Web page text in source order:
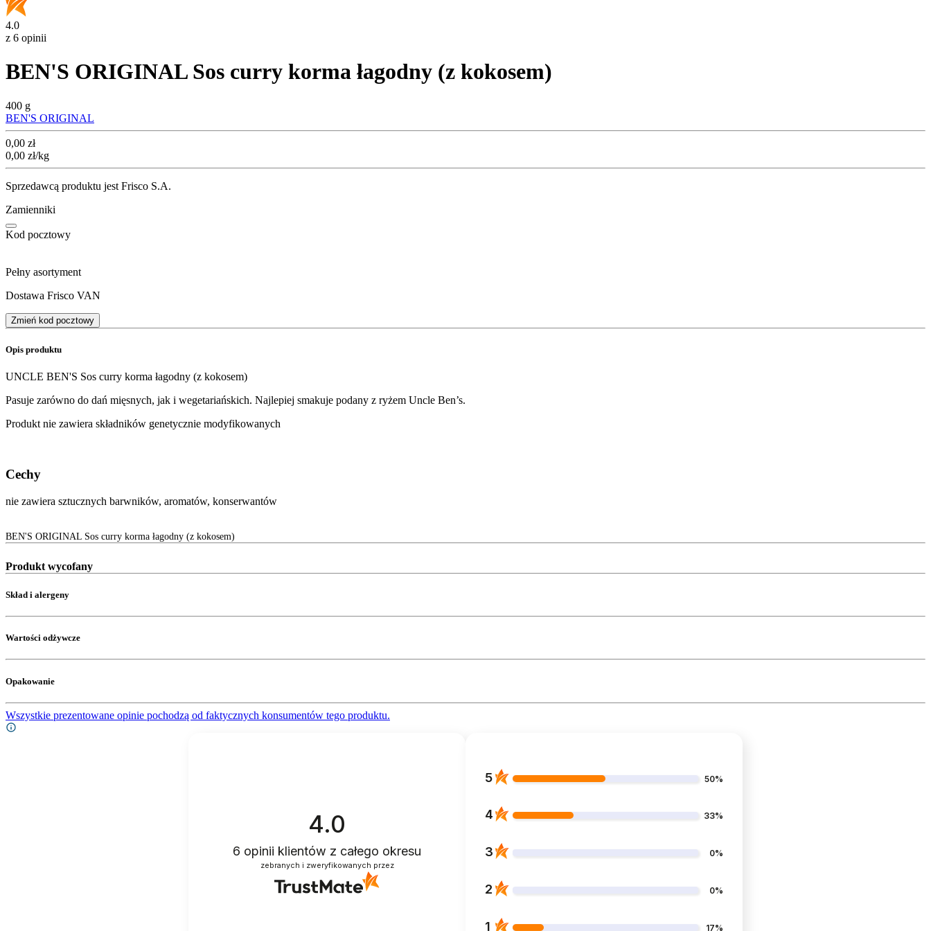
4.0
z 6 opinii
BEN'S ORIGINAL Sos curry korma łagodny (z kokosem)
400 g
BEN'S ORIGINAL
Cena
0,00 zł
0,00 zł/kg
Sprzedawcą produktu jest Frisco S.A.
Zamienniki
Kod pocztowy
Pełny asortyment
Dostawa Frisco VAN
Zmień kod pocztowy
Opis produktu
UNCLE BEN'S Sos curry korma łagodny (z kokosem)
Pasuje zarówno do dań mięsnych, jak i wegetariańskich. Najlepiej smakuje podany z ryżem Uncle Ben’s.
Produkt nie zawiera składników genetycznie modyfikowanych
Cechy
nie zawiera sztucznych barwników, aromatów, konserwantów
BEN'S ORIGINAL Sos curry korma łagodny (z kokosem)
Produkt wycofany
Skład i alergeny
Wartości odżywcze
Opakowanie
Wszystkie prezentowane opinie pochodzą od faktycznych konsumentów tego produktu.
4.0
6 opinii klientów z całego okresu
zebranych i zweryfikowanych przez
5 50%
4 33%
3 0%
2 0%
1 17%